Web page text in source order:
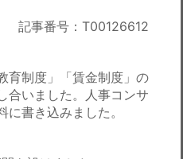
記事番号：T00126612
育制度」「賃金制度」の
合いました。人事コンサ
書き込みました。